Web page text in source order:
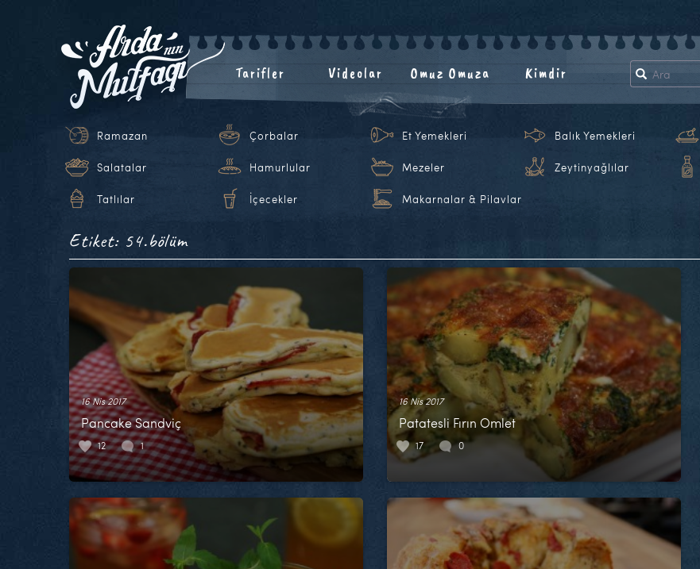
Tarifler Videolar Omuz Omuza Kimdir
Ramazan Çorbalar Et Yemekleri Balık Yemekleri
Salatalar Hamurlular Mezeler Zeytinyağlılar
Tatlılar İçecekler Makarnalar & Pilavlar
Etiket: 54.bölüm
16 Nis 2017
Pancake Sandviç
12 1
16 Nis 2017
Patatesli Fırın Omlet
17 0